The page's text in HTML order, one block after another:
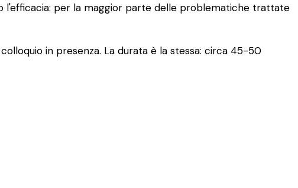
l'efficacia: per la maggior parte delle problematiche trattate
in presenza. La durata è la stessa: circa 45-50